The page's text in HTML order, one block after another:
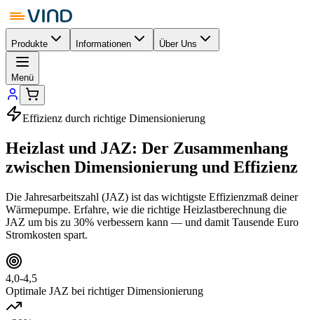
Produkte Informationen Über Uns
Menü
Effizienz durch richtige Dimensionierung
Heizlast und JAZ: Der Zusammenhang
zwischen Dimensionierung und Effizienz
Die Jahresarbeitszahl (JAZ) ist das wichtigste Effizienzmaß deiner
Wärmepumpe. Erfahre, wie die richtige Heizlastberechnung die
JAZ um bis zu 30% verbessern kann — und damit Tausende Euro
Stromkosten spart.
4,0-4,5
Optimale JAZ bei richtiger Dimensionierung